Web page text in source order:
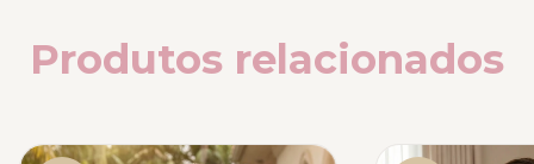
Produtos relacionados